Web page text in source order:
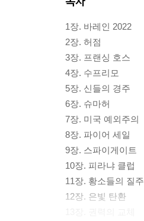
1장. 바레인 2022
2장. 허점
3장. 프랜싱 호스
4장. 수프리모
5장. 신들의 경주
6장. 슈마허
7장. 미국 예외주의
8장. 파이어 세일
9장. 스파이게이트
10장. 피라냐 클럽
11장. 황소들의 질주
12장. 은빛 탄환